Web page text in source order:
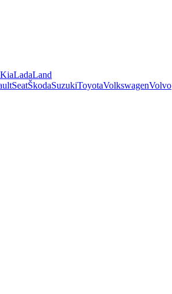
KiaLadaLand
SeatŠkodaSuzukiToyotaVolkswagenVolvo